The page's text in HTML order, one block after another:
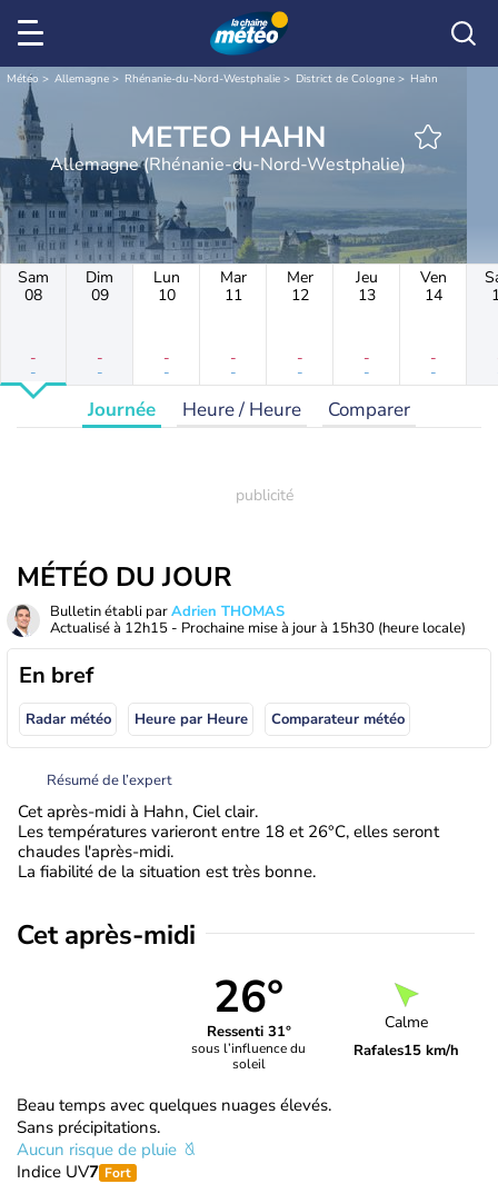
Météo Allemagne Rhénanie-du-Nord-Westphalie District de Cologne Hahn
METEO HAHN
Allemagne (Rhénanie-du-Nord-Westphalie)
Sam
08
-
-
Dim
09
-
-
Lun
10
-
-
Mar
11
-
-
Mer
12
-
-
Jeu
13
-
-
Ven
14
-
-
Journée Heure / Heure Comparer
MÉTÉO DU JOUR
Bulletin établi parAdrien THOMAS
Actualisé à 12h15 - Prochaine mise à jour à 15h30 (heure locale)
En bref
Radar météo Heure par Heure Comparateur météo
Résumé de l’expert
Cet après-midi à Hahn, Ciel clair.
Les températures varieront entre 18 et 26°C, elles seront
chaudes l'après-midi.
La fiabilité de la situation est très bonne.
Cet après-midi
26°
Ressenti 31°
sous l’influence du
soleil
Calme
Rafales15 km/h
Beau temps avec quelques nuages élevés.
Sans précipitations.
Aucun risque de pluie
Indice UV7 Fort